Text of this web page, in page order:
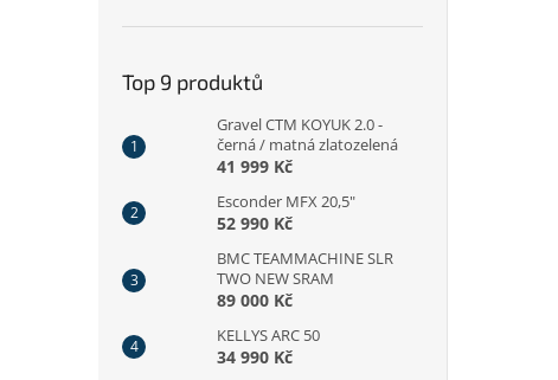
Top 9 produktů
Gravel CTM KOYUK 2.0 -
černá / matná zlatozelená
41 999 Kč
Esconder MFX 20,5"
52 990 Kč
BMC TEAMMACHINE SLR
TWO NEW SRAM
89 000 Kč
KELLYS ARC 50
34 990 Kč